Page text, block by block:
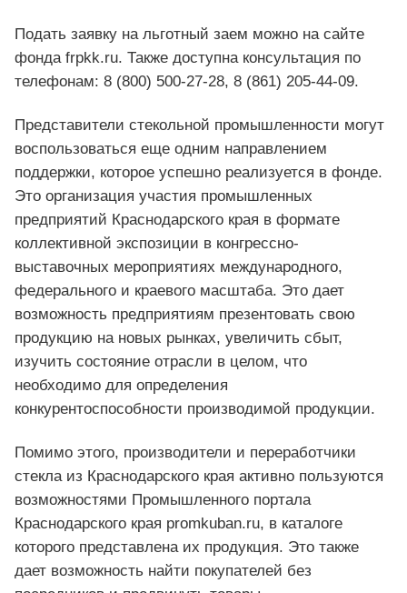
Подать заявку на льготный заем можно на сайте
фонда frpkk.ru. Также доступна консультация по
телефонам: 8 (800) 500-27-28, 8 (861) 205-44-09.
Представители стекольной промышленности могут
воспользоваться еще одним направлением
поддержки, которое успешно реализуется в фонде.
Это организация участия промышленных
предприятий Краснодарского края в формате
коллективной экспозиции в конгрессно-
выставочных мероприятиях международного,
федерального и краевого масштаба. Это дает
возможность предприятиям презентовать свою
продукцию на новых рынках, увеличить сбыт,
изучить состояние отрасли в целом, что
необходимо для определения
конкурентоспособности производимой продукции.
Помимо этого, производители и переработчики
стекла из Краснодарского края активно пользуются
возможностями Промышленного портала
Краснодарского края promkuban.ru, в каталоге
которого представлена их продукция. Это также
дает возможность найти покупателей без